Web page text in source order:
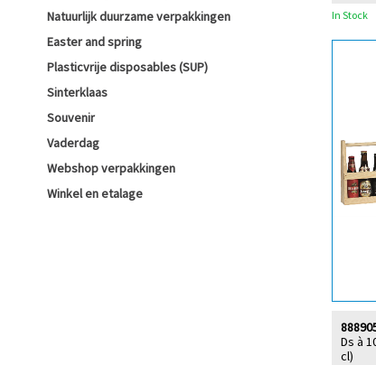
Natuurlijk duurzame verpakkingen
Easter and spring
Plasticvrije disposables (SUP)
Sinterklaas
Souvenir
Vaderdag
Webshop verpakkingen
Winkel en etalage
In Stock
Ds à
cl)